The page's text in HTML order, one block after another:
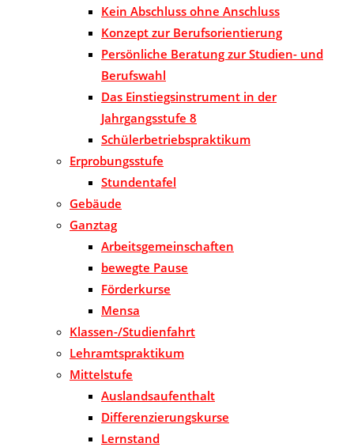
Kein Abschluss ohne Anschluss
Konzept zur Berufsorientierung
Persönliche Beratung zur Studien- und
Berufswahl
Das Einstiegsinstrument in der
Jahrgangsstufe 8
Schülerbetriebspraktikum
Erprobungsstufe
Stundentafel
Gebäude
Ganztag
Arbeitsgemeinschaften
bewegte Pause
Förderkurse
Mensa
Klassen-/Studienfahrt
Lehramtspraktikum
Mittelstufe
Auslandsaufenthalt
Differenzierungskurse
Lernstand